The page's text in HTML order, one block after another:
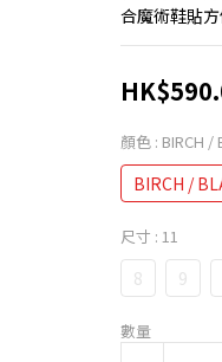
合魔術鞋貼
顏色 : BIRCH /
BIRCH /
尺寸 : 11
8 9
數量